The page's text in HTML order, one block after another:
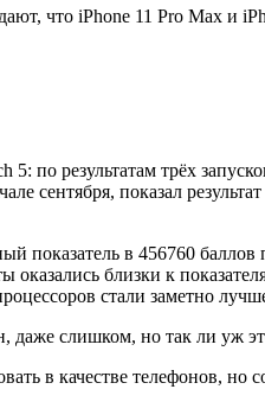
что iPhone 11 Pro Max и
по результатам трёх
сентября, показал
в 456760 баллов
оказались близки к
стали заметно
даже слишком, но так ли уж
в качестве телефонов,